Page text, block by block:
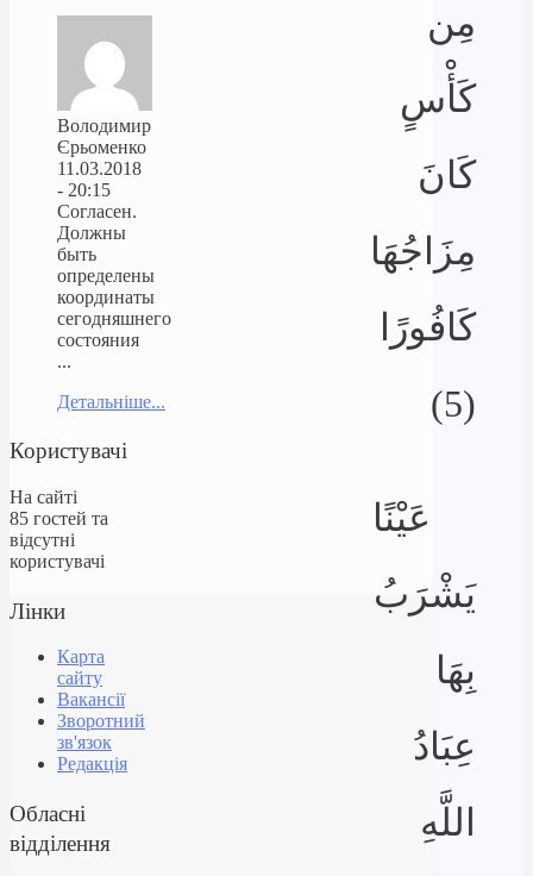
مِن
كَأْسٍ
كَانَ
مِزَاجُهَا
كَافُورًا
(5)
عَيْنًا
يَشْرَبُ
بِهَا
عِبَادُ
اللَّهِ
Володимир
Єрьоменко
11.03.2018
- 20:15
Согласен.
Должны
быть
определены
координаты
сегодняшнего
состояния
...
Детальніше...
Користувачі
На сайті
85 гостей та
відсутні
користувачі
Лінки
Карта
сайту
Вакансії
Зворотний
зв'язок
Редакція
Обласні
відділення